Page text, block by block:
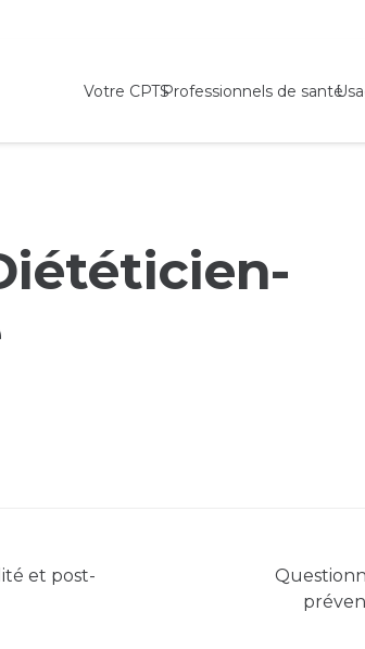
Votre CPTSProfessionnels de santé
et post-